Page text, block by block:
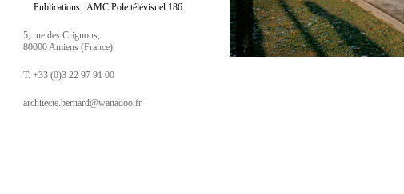
Publications : AMC Pole télévisuel 186
5, rue des Crignons,
80000 Amiens (France)
T. +33 (0)3 22 97 91 00
architecte.bernard@wanadoo.fr